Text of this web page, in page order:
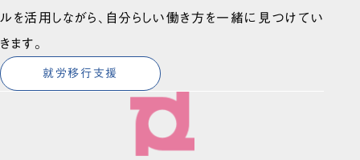
ルを活用しながら、自分らしい働き方を一緒に見つけてい
きます。
就労移行支援